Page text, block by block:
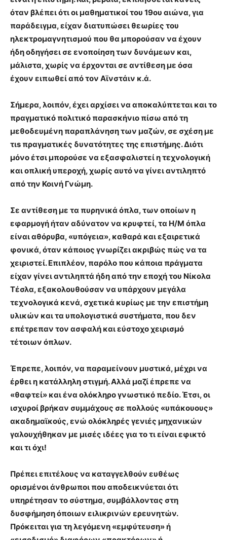
όταν βλέπει ότι οι μαθηματικοί του 19ου αιώνα, για
παράδειγμα, είχαν διατυπώσει θεωρίες του
ηλεκτρομαγνητισμού που θα μπορούσαν να έχουν
ήδη οδηγήσει σε ενοποίηση των δυνάμεων και,
μάλιστα, χωρίς να έρχονται σε αντίθεση με όσα
έχουν ειπωθεί από τον Αϊνστάιν κ.ά.
Σήμερα, λοιπόν, έχει αρχίσει να αποκαλύπτεται και το
πραγματικό πολιτικό παρασκήνιο πίσω από τη
μεθοδευμένη παραπλάνηση των μαζών, σε σχέση με
τιs πραγματικές δυνατότητες της επιστήμης. Διότι
μόνο έτσι μπορούσε να εξασφαλιστεί η τεχνολογική
και οπλική υπεροχή, χωρίς αυτό να γίνει αντιληπτό
από την Κοινή Γνώμη.
Σε αντίθεση με τα πυρηνικά όπλα, των οποίων η
εφαρμογή ήταν αδύνατον να κρυφτεί, τα Η/Μ όπλα
είναι αθόρυβα, «υπόγεια», καθαρά και εξαιρετικά
φονικά, όταν κάποιος γνωρίζει ακριβώς πώς να τα
χειριστεί. Επιπλέον, παρόλο που κάποια πράγματα
είχαν γίνει αντιληπτά ήδη από την εποχή του Νίκολα
Τέσλα, εξακολουθούσαν να υπάρχουν μεγάλα
τεχνολογικά κενά, σχετικά κυρίως με την επιστήμη
υλικών και τα υπολογιστικά συστήματα, που δεν
επέτρεπαν τον ασφαλή και εύστοχο χειρισμό
τέτοιων όπλων.
Έπρεπε, λοιπόν, να παραμείνουν μυστικά, μέχρι να
έρθει η κατάλληλη στιγμή. Αλλά μαζί έπρεπε να
«θαφτεί» και ένα ολόκληρο γνωστικό πεδίο. Έτσι, οι
ισχυροί βρήκαν συμμάχους σε πολλούς «υπάκουους»
ακαδημαϊκούς, ενώ ολόκληρές γενιές μηχανικών
γαλουχήθηκαν με μισές ιδέες για το τι είναι εφικτό
και τι όχι!
Πρέπει επιτέλους να καταγγελθούν ευθέως
ορισμένοι άνθρωποι που αποδεικνύεται ότι
υπηρέτησαν το σύστημα, συμβάλλοντας στη
δυσφήμηση όποιων ειλικρινών ερευνητών.
Πρόκειται για τη λεγόμενη «εμφύτευση» ή